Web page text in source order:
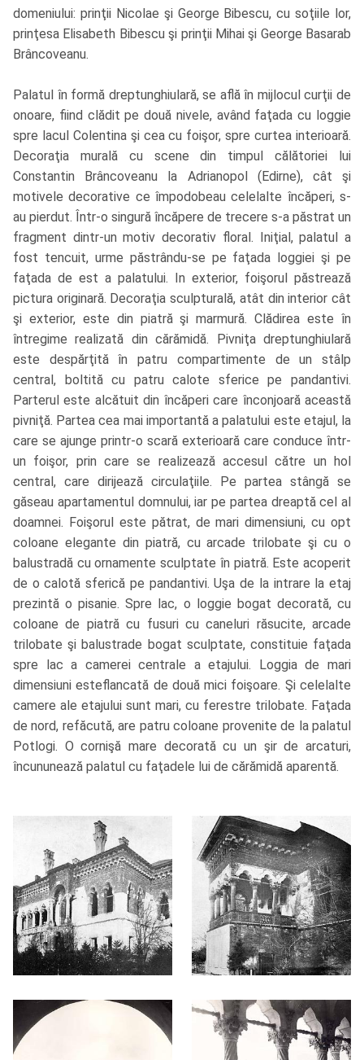
domeniului: prinţii Nicolae şi George Bibescu, cu soţiile lor,
prinţesa Elisabeth Bibescu şi prinţii Mihai şi George Basarab
Brâncoveanu.
Palatul în formă dreptunghiulară, se află în mijlocul curţii de
onoare, fiind clădit pe două nivele, având faţada cu loggie
spre lacul Colentina şi cea cu foişor, spre curtea interioară.
Decoraţia murală cu scene din timpul călătoriei lui
Constantin Brâncoveanu la Adrianopol (Edirne), cât şi
motivele decorative ce împodobeau celelalte încăperi, s-
au pierdut. Într-o singură încăpere de trecere s-a păstrat un
fragment dintr-un motiv decorativ floral. Iniţial, palatul a
fost tencuit, urme păstrându-se pe faţada loggiei şi pe
faţada de est a palatului. In exterior, foişorul păstrează
pictura originară. Decoraţia sculpturală, atât din interior cât
şi exterior, este din piatră şi marmură. Clădirea este în
întregime realizată din cărămidă. Pivniţa dreptunghiulară
este despărţită în patru compartimente de un stâlp
central, boltită cu patru calote sferice pe pandantivi.
Parterul este alcătuit din încăperi care înconjoară această
pivniţă. Partea cea mai importantă a palatului este etajul, la
care se ajunge printr-o scară exterioară care conduce într-
un foişor, prin care se realizează accesul către un hol
central, care dirijează circulaţiile. Pe partea stângă se
găseau apartamentul domnului, iar pe partea dreaptă cel al
doamnei. Foişorul este pătrat, de mari dimensiuni, cu opt
coloane elegante din piatră, cu arcade trilobate şi cu o
balustradă cu ornamente sculptate în piatră. Este acoperit
de o calotă sferică pe pandantivi. Uşa de la intrare la etaj
prezintă o pisanie. Spre lac, o loggie bogat decorată, cu
coloane de piatră cu fusuri cu caneluri răsucite, arcade
trilobate şi balustrade bogat sculptate, constituie faţada
spre lac a camerei centrale a etajului. Loggia de mari
dimensiuni esteflancată de două mici foişoare. Şi celelalte
camere ale etajului sunt mari, cu ferestre trilobate. Faţada
de nord, refăcută, are patru coloane provenite de la palatul
Potlogi. O cornişă mare decorată cu un şir de arcaturi,
încununează palatul cu faţadele lui de cărămidă aparentă.